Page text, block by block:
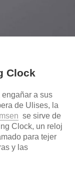
Clock
a sus
de Ulises, la
se sirve de
Clock, un reloj
para tejer
y las